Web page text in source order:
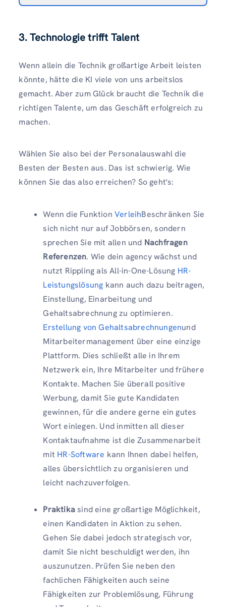
3. Technologie trifft Talent
Wenn allein die Technik großartige Arbeit leisten
könnte, hätte die KI viele von uns arbeitslos
gemacht. Aber zum Glück braucht die Technik die
richtigen Talente, um das Geschäft erfolgreich zu
machen.
Wählen Sie also bei der Personalauswahl die
Besten der Besten aus. Das ist schwierig. Wie
können Sie das also erreichen? So geht's:
Wenn die Funktion VerleihBeschränken Sie
sich nicht nur auf Jobbörsen, sondern
sprechen Sie mit allen und Nachfragen
Referenzen. Wie dein agency wächst und
nutzt Rippling als All-in-One-Lösung HR-
Leistungslösung kann auch dazu beitragen,
Einstellung, Einarbeitung und
Gehaltsabrechnung zu optimieren.
Erstellung von Gehaltsabrechnungenund
Mitarbeitermanagement über eine einzige
Plattform. Dies schließt alle in Ihrem
Netzwerk ein, Ihre Mitarbeiter und frühere
Kontakte. Machen Sie überall positive
Werbung, damit Sie gute Kandidaten
gewinnen, für die andere gerne ein gutes
Wort einlegen. Und inmitten all dieser
Kontaktaufnahme ist die Zusammenarbeit
mit HR-Software kann Ihnen dabei helfen,
alles übersichtlich zu organisieren und
leicht nachzuverfolgen.
Praktikasind eine großartige Möglichkeit,
einen Kandidaten in Aktion zu sehen.
Gehen Sie dabei jedoch strategisch vor,
damit Sie nicht beschuldigt werden, ihn
auszunutzen. Prüfen Sie neben den
fachlichen Fähigkeiten auch seine
Fähigkeiten zur Problemlösung, Führung